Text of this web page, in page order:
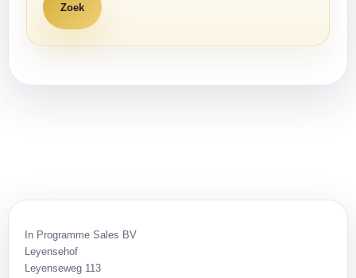
In Programme Sales BV
Leyensehof
Leyenseweg 113